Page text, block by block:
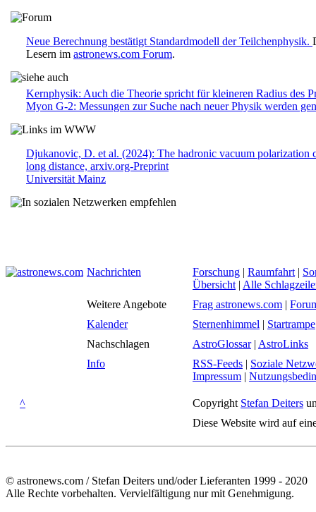
Neue Berechnung bestätigt Standardmodell der Teilchenphysik.
Lesern im astronews.com Forum.
Kernphysik: Auch die Theorie spricht für kleineren Radius des
Myon G-2: Messungen zur Suche nach neuer Physik werden
Djukanovic, D. et al. (2024): The hadronic vacuum polarization
long distance, arxiv.org-Preprint
Universität Mainz
Nachrichten Forschung | Raumfahrt |
Übersicht | Alle
Weitere Angebote
Frag astronews.com |
Kalender
Sternenhimmel | Startrampe
Nachschlagen
AstroGlossar| AstroLinks
Info
RSS-Feeds | Soziale
Impressum |
^ Copyright Stefan Deiters
Diese Website wird auf
© astronews.com / Stefan Deiters und/oder Lieferanten 1999 - 2020
Alle Rechte vorbehalten. Vervielfältigung nur mit Genehmigung.